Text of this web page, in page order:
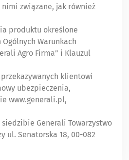
związane, jak również
produktu określone
Warunkach
Agro Firma” i Klauzul
klientowi
ubezpieczenia,
www.generali.pl,
Generali Towarzystwo
ul. Senatorska 18, 00-082